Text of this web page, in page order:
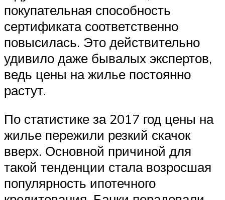
покупательная способность
сертификата соответственно
повысилась. Это действительно
удивило даже бывалых экспертов,
ведь цены на жилье постоянно
растут.
По статистике за 2017 год цены на
жилье пережили резкий скачок
вверх. Основной причиной для
такой тенденции стала возросшая
популярность ипотечного